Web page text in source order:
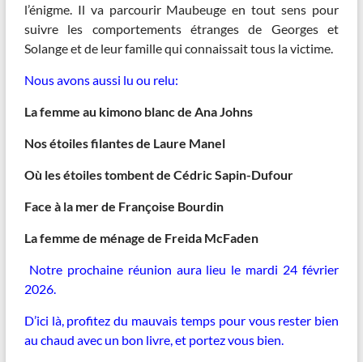
l’énigme. Il va parcourir Maubeuge en tout sens pour
suivre les comportements étranges de Georges et
Solange et de leur famille qui connaissait tous la victime.
Nous avons aussi lu ou relu:
La femme au kimono blanc de Ana Johns
Nos étoiles filantes de Laure Manel
Où les étoiles tombent de Cédric Sapin-Dufour
Face à la mer de Françoise Bourdin
La femme de ménage de Freida McFaden
Notre prochaine réunion aura lieu le mardi 24 février
2026.
D’ici là, profitez du mauvais temps pour vous rester bien
au chaud avec un bon livre, et portez vous bien.